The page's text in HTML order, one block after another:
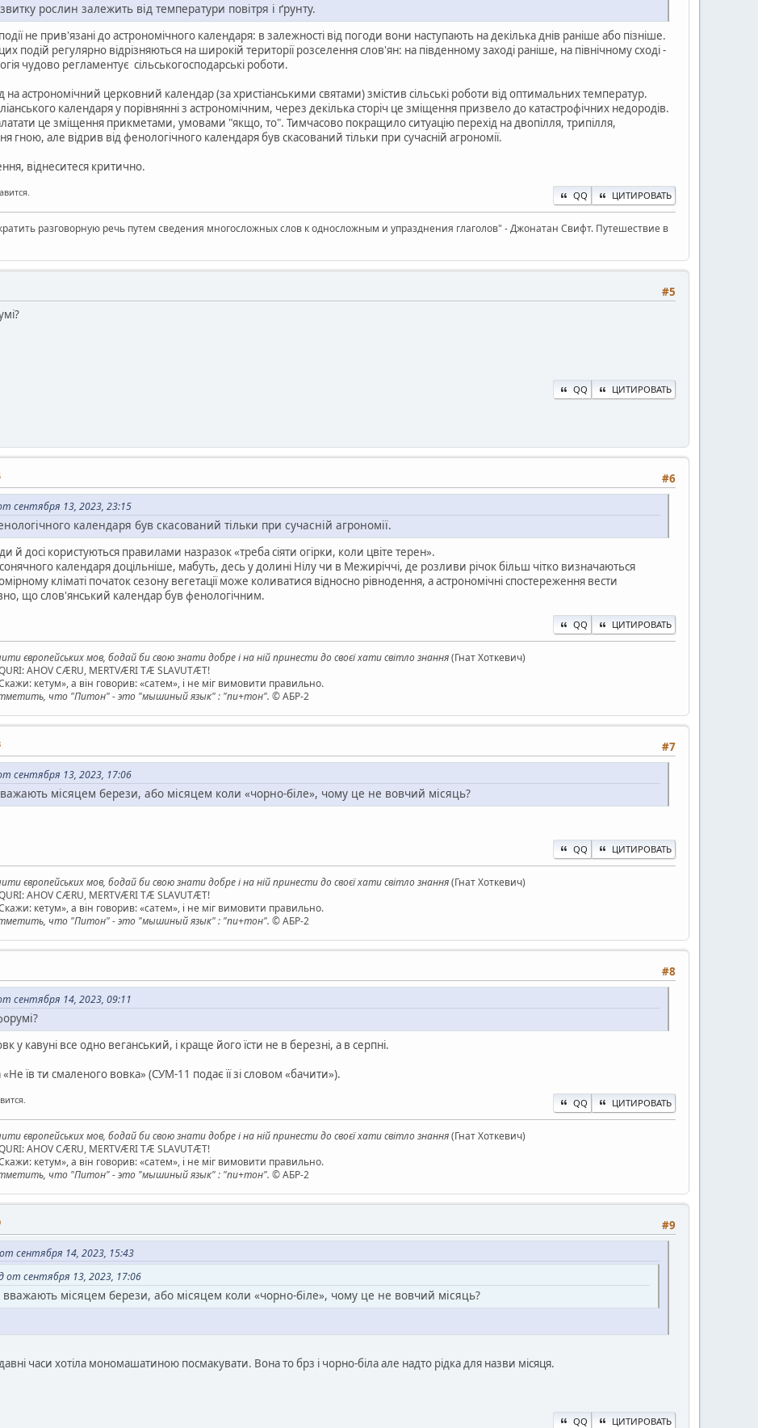
рослин залежить від температури повітря і ґрунту.
не прив'язані до астрономічного календаря: в залежності від погоди вони наступають на декілька днів раніше або пізніше.
подій регулярно відрізняються на широкій території розселення слов'ян: на південному заході раніше, на північному сході -
чудово регламентує сільськогосподарські роботи.
астрономічний церковний календар (за христіанськими святами) змістив сільські роботи від оптимальних температур.
календаря у порівнянні з астрономічним, через декілька сторіч це зміщення призвело до катастрофічних недородів.
це зміщення прикметами, умовами "якщо, то". Тимчасово покращило ситуацію перехід на двопілля, трипілля,
гною, але відрив від фенологічного календаря був скасований тільки при сучасній агрономії.
віднеситеся критично.
QQ ЦИТИРОВАТЬ
разговорную речь путем сведения многосложных слов к односложным и упразднения глаголов" - Джонатан Свифт. Путешествие в
#5
QQ ЦИТИРОВАТЬ
#6
сентября 13, 2023, 23:15
календаря був скасований тільки при сучасній агрономії.
й досі користуються правилами назразок «треба сіяти огірки, коли цвіте терен».
календаря доцільніше, мабуть, десь у долині Нілу чи в Межиріччі, де розливи річок більш чітко визначаються
кліматі початок сезону вегетації може коливатися відносно рівнодення, а астрономічні спостереження вести
що слов'янський календар був фенологічним.
QQ ЦИТИРОВАТЬ
європейських мов, бодай би свою знати добре і на ній принести до своєї хати світло знання(Гнат Хоткевич)
AHOV CÆRU, MERTVÆRI TÆ SLAVUTÆT!
кетум», а він говорив: «сатем», і не міг вимовити правильно.
что "Питон" - это "мышиный язык" : "пи+тон". © АБР-2
#7
сентября 13, 2023, 17:06
місяцем берези, або місяцем коли «чорно-біле», чому це не вовчий місяць?
QQ ЦИТИРОВАТЬ
європейських мов, бодай би свою знати добре і на ній принести до своєї хати світло знання(Гнат Хоткевич)
AHOV CÆRU, MERTVÆRI TÆ SLAVUTÆT!
кетум», а він говорив: «сатем», і не міг вимовити правильно.
что "Питон" - это "мышиный язык" : "пи+тон". © АБР-2
#8
сентября 14, 2023, 09:11
у кавуні все одно веганський, і краще його їсти не в березні, а в серпні.
їв ти смаленого вовка» (СУМ-11 подає її зі словом «бачити»).
QQ ЦИТИРОВАТЬ
європейських мов, бодай би свою знати добре і на ній принести до своєї хати світло знання(Гнат Хоткевич)
AHOV CÆRU, MERTVÆRI TÆ SLAVUTÆT!
кетум», а він говорив: «сатем», і не міг вимовити правильно.
что "Питон" - это "мышиный язык" : "пи+тон". © АБР-2
#9
сентября 14, 2023, 15:43
сентября 13, 2023, 17:06
місяцем берези, або місяцем коли «чорно-біле», чому це не вовчий місяць?
часи хотіла мономашатиною посмакувати. Вона то брз і чорно-біла але надто рідка для назви місяця.
QQ ЦИТИРОВАТЬ